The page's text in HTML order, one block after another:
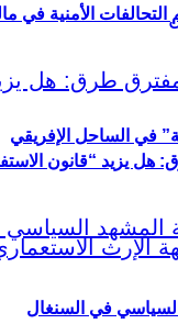
في الساحل الإفريقي
الأمنية في
يزيد “قانون
في السنغال